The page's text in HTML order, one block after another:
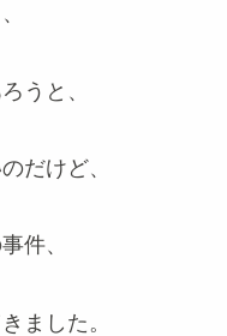
うと、
だけど、
件、
ました。